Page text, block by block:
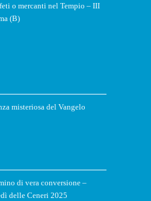
o mercanti nel Tempio – III
(B)
misteriosa del Vangelo
di vera conversione –
delle Ceneri 2025